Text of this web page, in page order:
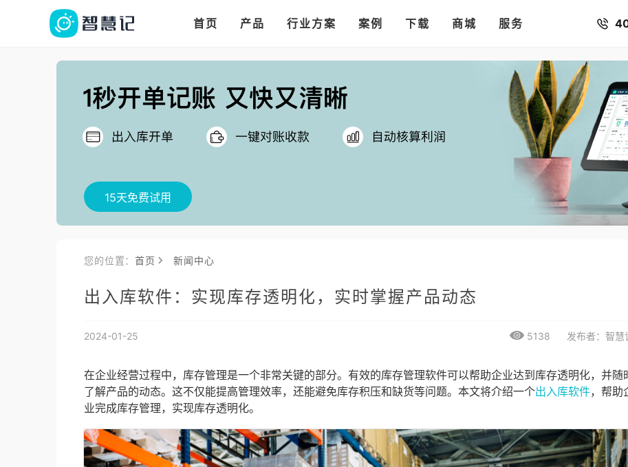
首页 产品
多语言、多币种、多汇率。
行业方案
多店多仓统管，调拨更高效 把你的店铺开进手机微信里
案例 下载 商城 服务
15天免费试用
您的位置：首页 新闻中心
出入库软件：实现库存透明化，实时掌握产品动态
2024-01-25 5138 发布者：智慧
在企业经营过程中，库存管理是一个非常关键的部分。有效的库存管理软件可以帮助企业达到库存透明化，并随
了解产品的动态。这不仅能提高管理效率，还能避免库存积压和缺货等问题。本文将介绍一个出入库软件，帮助
业完成库存管理，实现库存透明化。